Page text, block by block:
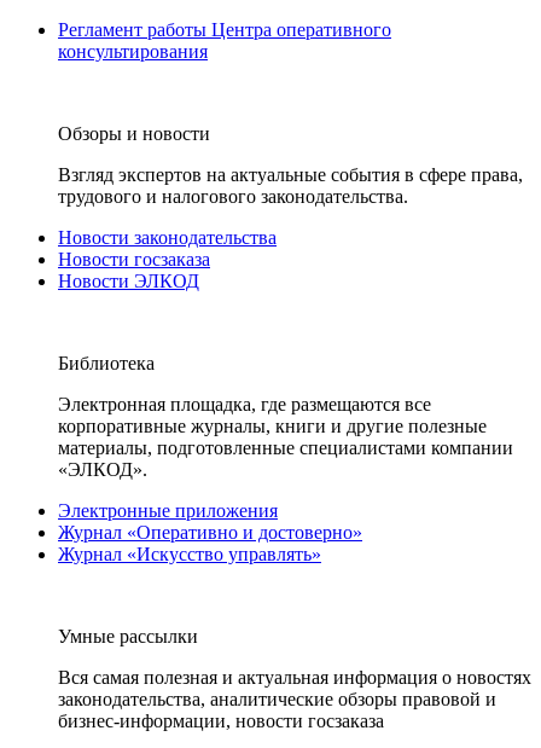
Регламент работы Центра оперативного
консультирования
Обзоры и новости
Взгляд экспертов на актуальные события в сфере права,
трудового и налогового законодательства.
Новости законодательства
Новости госзаказа
Новости ЭЛКОД
Библиотека
Электронная площадка, где размещаются все
корпоративные журналы, книги и другие полезные
материалы, подготовленные специалистами компании
«ЭЛКОД».
Электронные приложения
Журнал «Оперативно и достоверно»
Журнал «Искусство управлять»
Умные рассылки
Вся самая полезная и актуальная информация о новостях
законодательства, аналитические обзоры правовой и
бизнес-информации, новости госзаказа